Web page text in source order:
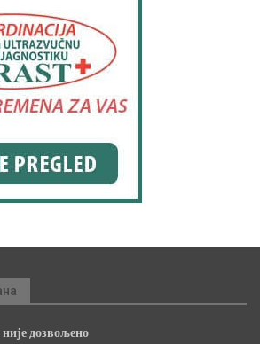
дозвољено